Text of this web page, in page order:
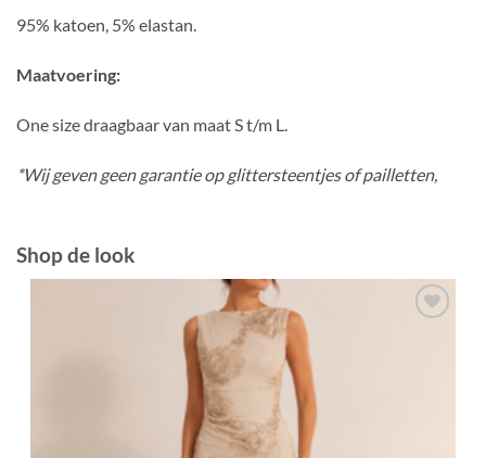
95% katoen, 5% elastan.
Maatvoering:
One size draagbaar van maat S t/m L.
*Wij geven geen garantie op glittersteentjes of pailletten,
Shop de look